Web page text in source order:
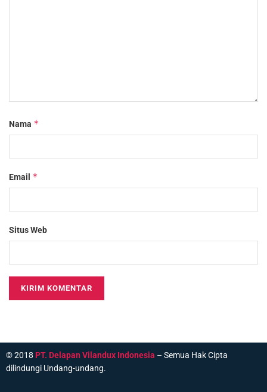
Nama *
Email *
Situs Web
© 2018 PT. Delapan Vilandux Indonesia – Semua Hak Cipta
dilindungi Undang-undang.